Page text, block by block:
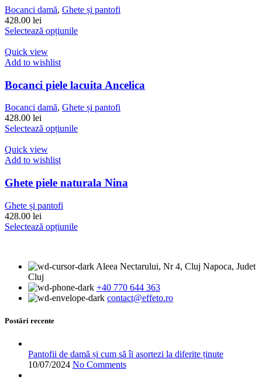
pot
fi
în
Bocanci damă, Ghete și pantofi
428.00 lei
Selectează opțiunileAcest
variații.
Opțiunile
pot
fi
în
Quick view
Add to wishlist
Bocanci piele lacuita Ancelica
Bocanci damă, Ghete și pantofi
428.00 lei
Selectează opțiunileAcest
variații.
Opțiunile
în
Quick view
Add to wishlist
Ghete piele naturala Nina
Ghete și pantofi
428.00 lei
Selectează opțiunileAcest
multe
Opțiunile
pot
produsului.
Aleea Nectarului, Nr 4, Cluj Napoca, Judet
Cluj
+40 770 644 363
contact@effeto.ro
Postări recente
Pantofii de damă și cum să îi asortezi la diferite ținute
10/07/2024 No Comments